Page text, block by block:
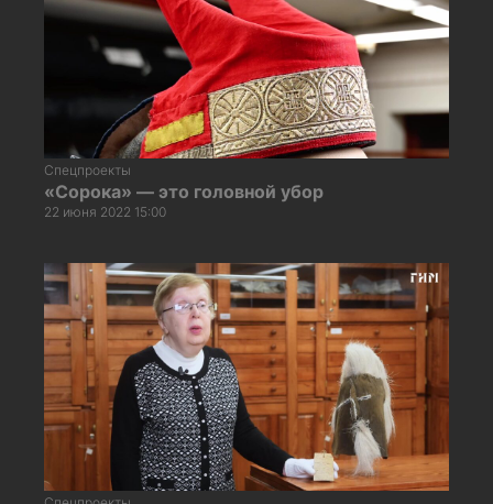
Спецпроекты
«Сорока» — это головной убор
22 июня 2022 15:00